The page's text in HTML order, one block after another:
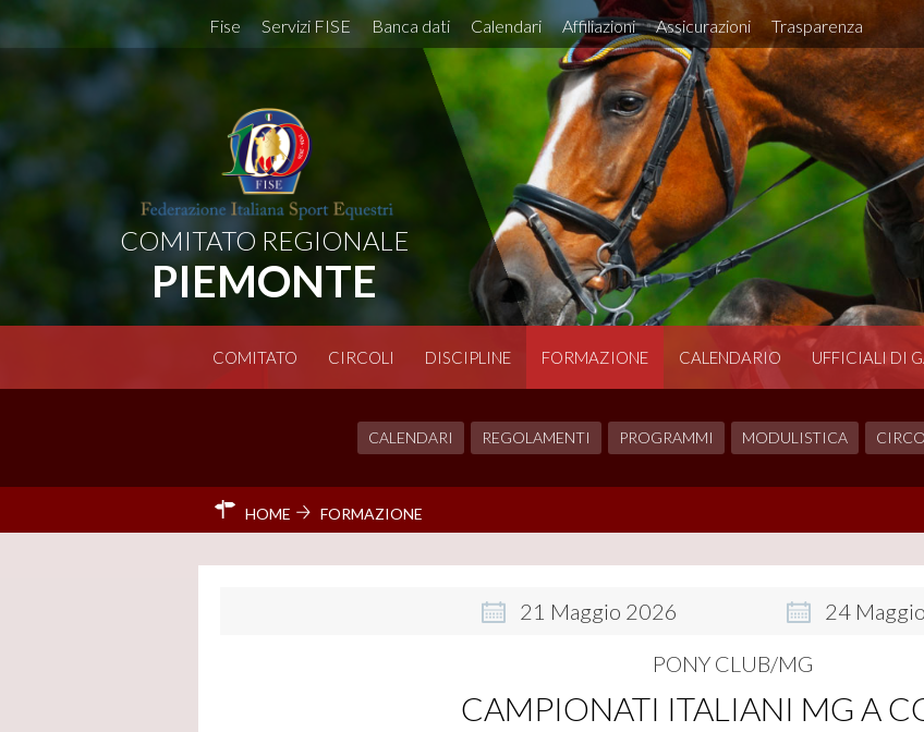
Fise Servizi FISE Banca dati Calendari Affiliazioni Assicurazioni Trasparenza
COMITATO REGIONALE
PIEMONTE
COMITATO CIRCOLI DISCIPLINE FORMAZIONE CALENDARIO UFFICIALI DI
CALENDARI REGOLAMENTI PROGRAMMI MODULISTICA
HOME FORMAZIONE
21 Maggio 2026 24 Maggio
CAMPIONATI ITALIANI MG A
PONY CLUB/MG